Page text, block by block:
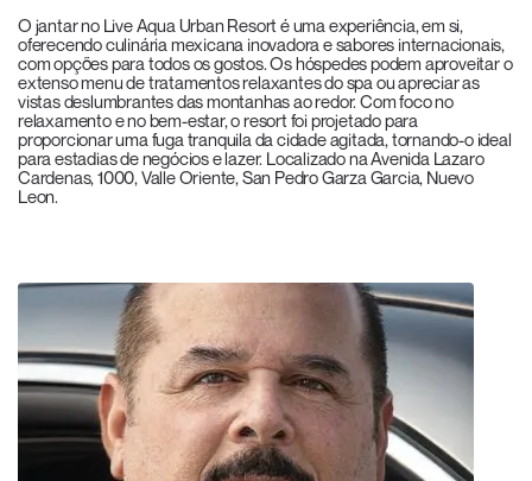
O jantar no Live Aqua Urban Resort é uma experiência, em si,
oferecendo culinária mexicana inovadora e sabores internacionais,
com opções para todos os gostos. Os hóspedes podem aproveitar o
extenso menu de tratamentos relaxantes do spa ou apreciar as
vistas deslumbrantes das montanhas ao redor. Com foco no
relaxamento e no bem-estar, o resort foi projetado para
proporcionar uma fuga tranquila da cidade agitada, tornando-o ideal
para estadias de negócios e lazer. Localizado na Avenida Lazaro
Cardenas, 1000, Valle Oriente, San Pedro Garza Garcia, Nuevo
Leon.